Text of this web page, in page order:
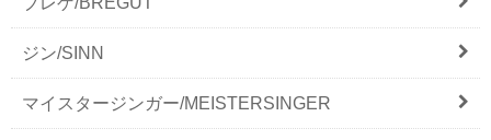
ジン/SINN
マイスタージンガー/MEISTERSINGER